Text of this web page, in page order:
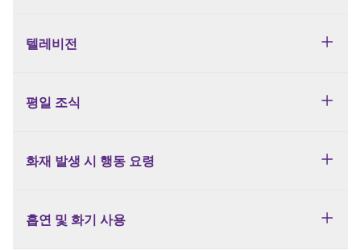
텔레비전
평일 조식
화재 발생 시 행동 요령
흡연 및 화기 사용